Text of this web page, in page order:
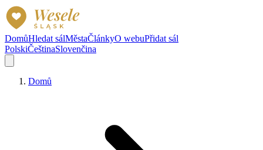
DomůHledat sálMěstaČlánkyO webuPřidat sál
PolskiČeštinaSlovenčina
Domů